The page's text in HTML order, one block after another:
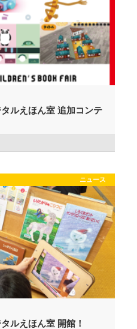
ルえほん室 追加コンテ
ニュース
ルえほん室 開館！